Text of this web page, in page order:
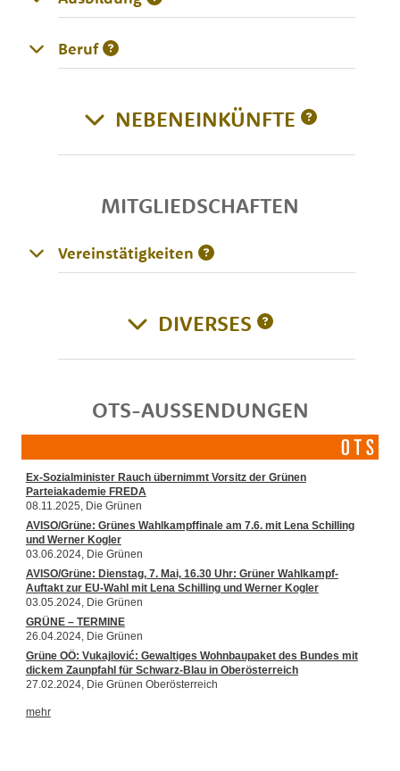
Beruf
NEBENEINKÜNFTE
MITGLIEDSCHAFTEN
Vereinstätigkeiten
DIVERSES
OTS-AUSSENDUNGEN